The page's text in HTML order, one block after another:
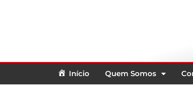
Início Quem Somos